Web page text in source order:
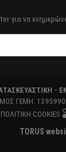
για να
-
ΓΕΜΗ:
ΠΟΛΙΤΙΚΉ COOKIES
TORUS